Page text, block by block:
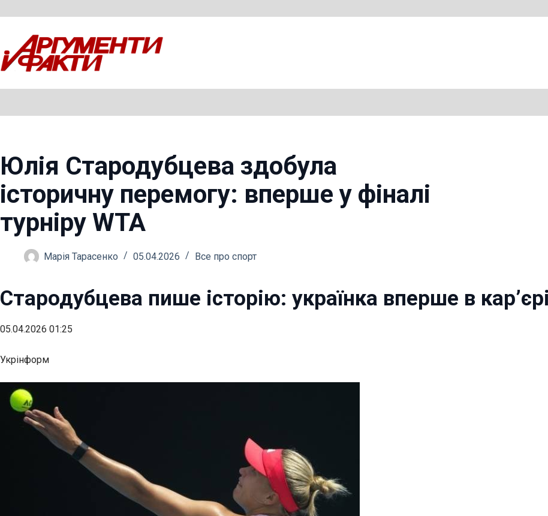
вмісту
Юлія Стародубцева здобула
історичну перемогу: вперше у фіналі
турніру WTA
Марія Тарасенко 05.04.2026 Все про спорт
Стародубцева пише історію: українка вперше в
05.04.2026 01:25
Укрінформ